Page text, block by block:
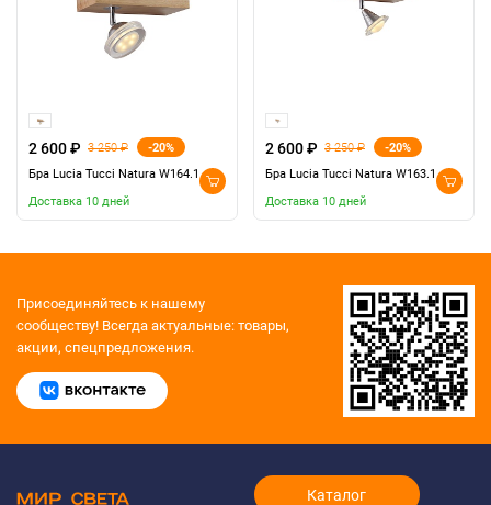
2 600 ₽ 3 250 ₽
-20%
Бра Lucia Tucci Natura W164.1
Доставка 10 дней
2 600 ₽ 3 250 ₽
-20%
Бра Lucia Tucci Natura W163.1
Доставка 10 дней
Присоединяйтесь к нашему
сообществу! Всегда актуальные: товары,
акции, спецпредложения.
Каталог